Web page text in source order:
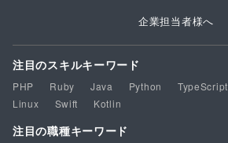
企業担当者様へ
注目のスキルキーワード
PHP Ruby Java Python TypeScript
Linux
Swift Kotlin
注目の職種キーワード